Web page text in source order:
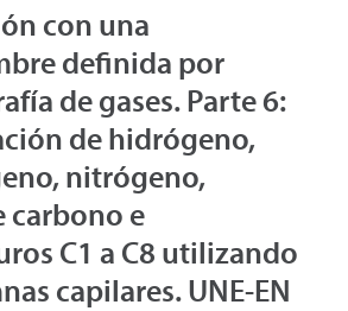
con una
definida por
de gases. Parte 6:
de hidrógeno,
nitrógeno,
carbono e
C1 a C8 utilizando
capilares. UNE-EN